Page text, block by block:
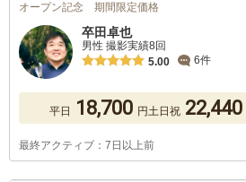
オープン記念 期間限定価格
卒田卓也
男性 撮影実績8回
5.00
6件
平日 18,700 円土日祝 22,440
最終アクティブ：7日以上前